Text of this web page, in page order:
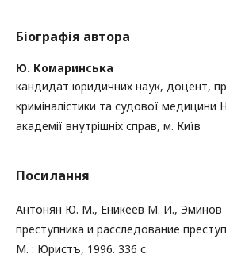
Біографія автора
Ю. Комаринська
кандидат юридичних наук, доцент,
криміналістики та судової медицини
академії внутрішніх справ, м. Київ
Посилання
Антонян Ю. М., Еникеев М. И., Эминов
преступника и расследование
М. : Юристъ, 1996. 336 с.